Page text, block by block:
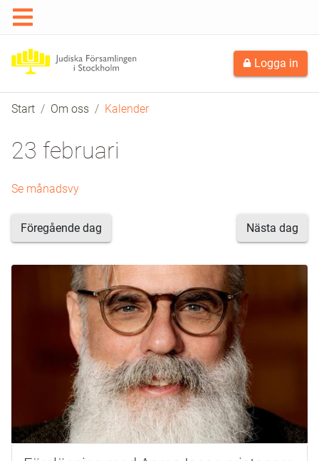
Logga in
Start Om oss Kalender
23 februari
Se månadsvy
Föregående dag Nästa dag